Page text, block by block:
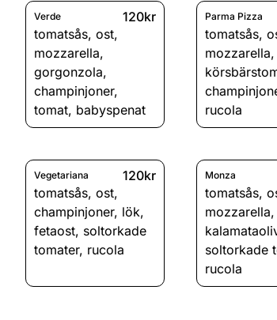
Verde
120kr
tomatsås,ost,
mozzarella,
gorgonzola,
champinjoner,
tomat, babyspenat
Parma Pizza
tomatsås,
mozzarella,
rucola
Vegetariana
120kr
tomatsås,ost,
champinjoner, lök,
fetaost, soltorkade
tomater, rucola
Monza
tomatsås,
mozzarella,
soltorkade
rucola